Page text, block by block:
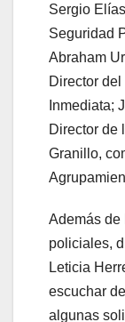
Sergio
Seguridad
Abraham
Director
Inmediata;
Director de
Granillo,
Además de
policiales,
Leticia
escuchar
algunas